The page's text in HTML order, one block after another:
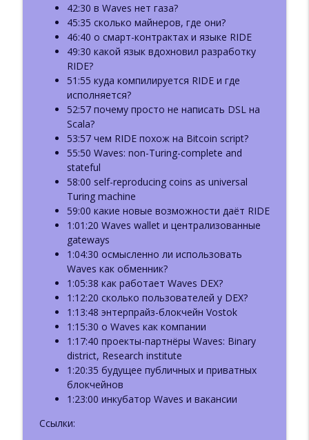
Комаровский)
Базовый Блок: подкаст про блокчейн
42:30 в Waves нет газа?
45:35 сколько майнеров, где они?
46:40 о смарт-контрактах и языке RIDE
49:30 какой язык вдохновил разработку
RIDE?
51:55 куда компилируется RIDE и где
исполняется?
52:57 почему просто не написать DSL на
Scala?
53:57 чем RIDE похож на Bitcoin script?
55:50 Waves: non-Turing-complete and
stateful
58:00 self-reproducing coins as universal
Turing machine
59:00 какие новые возможности даёт RIDE
1:01:20 Waves wallet и централизованные
gateways
1:04:30 осмысленно ли использовать
Waves как обменник?
1:05:38 как работает Waves DEX?
1:12:20 сколько пользователей у DEX?
1:13:48 энтерпрайз-блокчейн Vostok
1:15:30 о Waves как компании
1:17:40 проекты-партнёры Waves: Binary
district, Research institute
1:20:35 будущее публичных и приватных
блокчейнов
1:23:00 инкубатор Waves и вакансии
Ссылки: